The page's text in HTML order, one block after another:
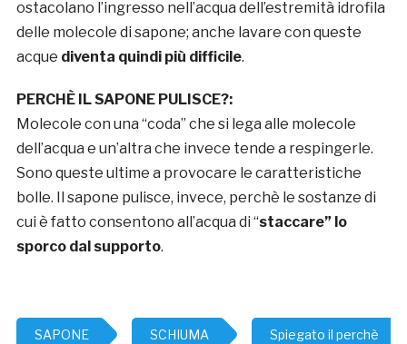
ostacolano l’ingresso nell’acqua dell’estremità idrofila
delle molecole di sapone; anche lavare con queste
acque diventa quindi più difficile.
PERCHÈ IL SAPONE PULISCE?:
Molecole con una “coda” che si lega alle molecole
dell’acqua e un’altra che invece tende a respingerle.
Sono queste ultime a provocare le caratteristiche
bolle. Il sapone pulisce, invece, perchè le sostanze di
cui è fatto consentono all’acqua di “staccare” lo
sporco dal supporto.
SAPONE SCHIUMA Spiegato il perchè